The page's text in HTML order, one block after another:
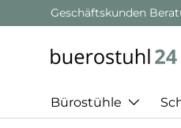
Direkt zum Inhalt
Geschäftskunden
Bürostühle